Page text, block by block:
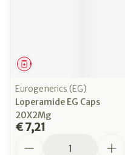
Geneesmiddel
Eurogenerics (EG)
Loperamide EG Caps
20X2Mg
€ 7,21